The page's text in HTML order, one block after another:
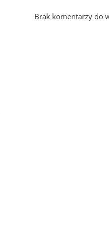
Brak komentarzy do